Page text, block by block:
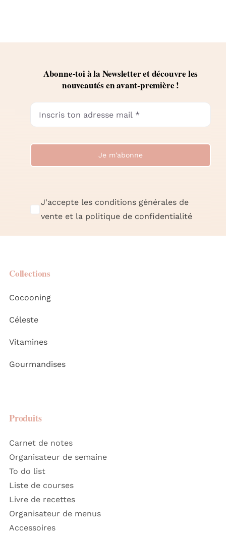
Abonne-toi à la Newsletter et découvre les
nouveautés en avant-première !
Je m'abonne
J'accepte les conditions générales de
vente et la politique de confidentialité
Collections
Cocooning
Céleste
Vitamines
Gourmandises
Produits
Carnet de notes
Organisateur de semaine
To do list
Liste de courses
Livre de recettes
Organisateur de menus
Accessoires